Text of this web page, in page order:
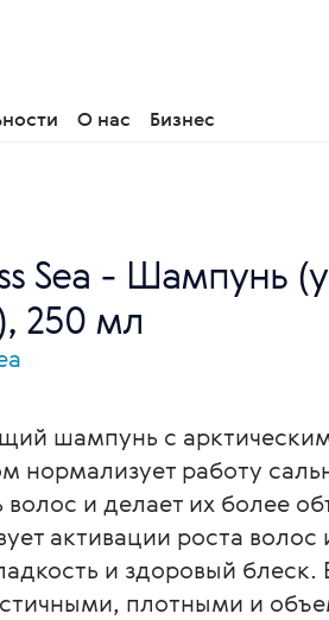
О нас Бизнес
Sea - Шампунь
250 мл
шампунь с
нормализует работу
волос и делает их более
активации роста
и здоровый блеск.
плотными и